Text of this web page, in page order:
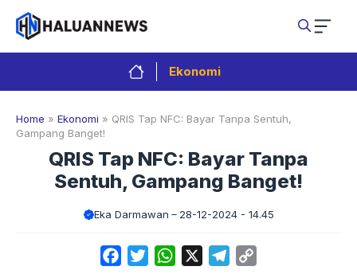
Langsung
isi
Ekonomi
Home » Ekonomi » QRIS Tap NFC: Bayar Tanpa Sentuh,
Gampang Banget!
QRIS Tap NFC: Bayar Tanpa
Sentuh, Gampang Banget!
Eka Darmawan 28-12-2024 - 14.45
FacebookTwitterWhatsApp Telegram